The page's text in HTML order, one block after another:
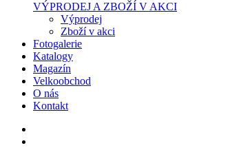
VÝPRODEJ A ZBOŽÍ V AKCI
Výprodej
Zboží v akci
Fotogalerie
Katalogy
Magazín
Velkoobchod
O nás
Kontakt